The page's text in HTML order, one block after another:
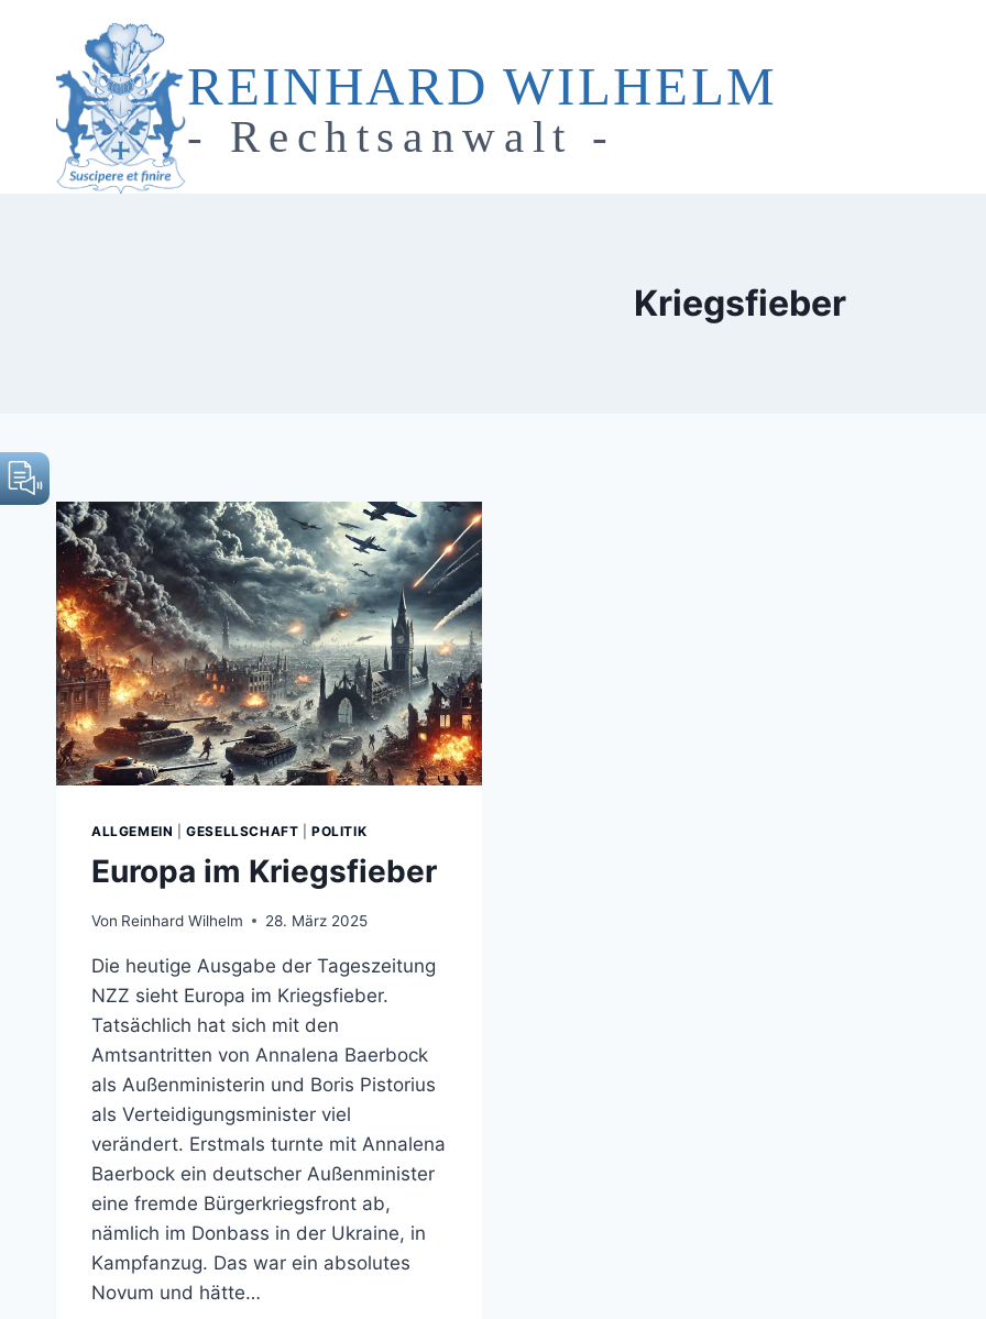
springen
REINHARD WILHELM
- Rechtsanwalt -
Kriegsfieber
ALLGEMEIN |GESELLSCHAFT |POLITIK
Europa im Kriegsfieber
Von Reinhard Wilhelm 28. März 2025
Die heutige Ausgabe der Tageszeitung
NZZ sieht Europa im Kriegsfieber.
Tatsächlich hat sich mit den
Amtsantritten von Annalena Baerbock
als Außenministerin und Boris Pistorius
als Verteidigungsminister viel
verändert. Erstmals turnte mit Annalena
Baerbock ein deutscher Außenminister
eine fremde Bürgerkriegsfront ab,
nämlich im Donbass in der Ukraine, in
Kampfanzug. Das war ein absolutes
Novum und hätte…